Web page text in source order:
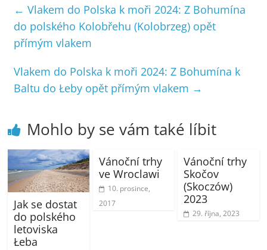
← Vlakem do Polska k moři 2024: Z Bohumína
do polského Kolobřehu (Kolobrzeg) opět
přímým vlakem
Vlakem do Polska k moři 2024: Z Bohumína k
Baltu do Łeby opět přímým vlakem →
Mohlo by se vám také líbit
Jak se dostat
do polského
letoviska
Łeba
Vánoční trhy
ve Wroclawi
10. prosince,
2017
Vánoční trhy
Skočov
(Skoczów)
2023
29. října, 2023